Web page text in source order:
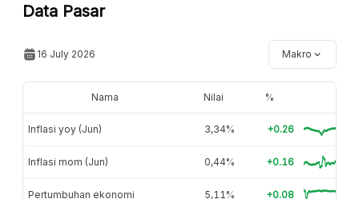
Data Pasar
16 July 2026 Makro
Nama Nilai %
Inflasi yoy (Jun) 3,34% +0.26
Inflasi mom (Jun) 0,44% +0.16
Pertumbuhan ekonomi 5,11% +0.08